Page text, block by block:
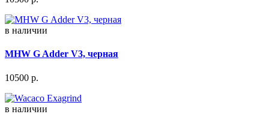
в наличии
MHW G Adder V3, черная
10500 р.
в наличии